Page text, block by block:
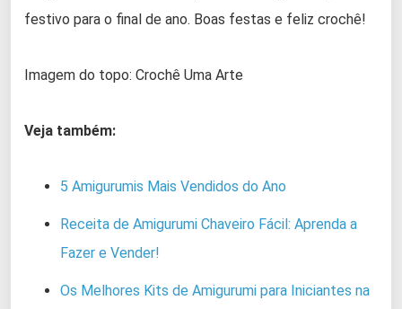
festivo para o final de ano. Boas festas e feliz crochê!
Imagem do topo: Crochê Uma Arte
Veja também:
5 Amigurumis Mais Vendidos do Ano
Receita de Amigurumi Chaveiro Fácil: Aprenda a
Fazer e Vender!
Os Melhores Kits de Amigurumi para Iniciantes na